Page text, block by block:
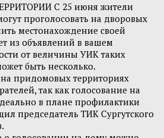
С 25 июня жители
проголосовать на дворовых
местонахождение своей
из объявлений в вашем
от величины УИК таких
быть несколько.
придомовых территориях
так как голосование на
в плане профилактики
председатель ТИК Сургутского